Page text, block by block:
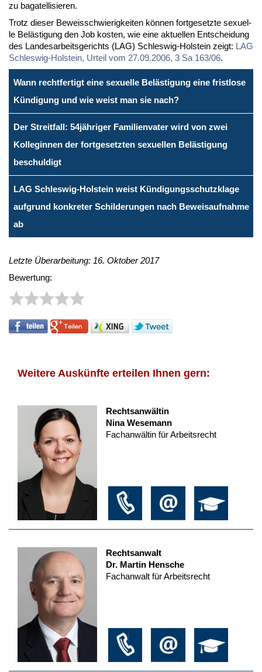
zu ba­ga­tel­li­sie­ren.
Trotz die­ser Be­weis­schwie­rig­kei­ten kön­nen fort­ge­setz­te se­xu­el­
le Be­läs­ti­gung den Job kos­ten, wie ei­ne ak­tu­el­len Ent­schei­dung
des Lan­des­ar­beits­ge­richts (LAG) Schles­wig-Hol­stein zeigt: LAG
Schles­wig-Hol­stein, Ur­teil vom 27.09.2006, 3 Sa 163/06.
Wann rechtfertigt eine sexuelle Belästigung eine fristlose
Kündigung und wie weist man sie nach?
Der Streitfall: 54jähriger Familienvater wird von zwei
Kolleginnen der fortgesetzten sexuellen Belästigung
beschuldigt
LAG Schleswig-Holstein weist Kündigungsschutzklage
aufgrund konkreter Schilderungen nach Beweisaufnahme
ab
Letzte Überarbeitung: 16. Oktober 2017
Bewertung:
Weitere Auskünfte erteilen Ihnen gern:
Rechtsanwältin
Nina Wesemann
Fachanwältin für Arbeitsrecht
Rechtsanwalt
Dr. Martin Hensche
Fachanwalt für Arbeitsrecht